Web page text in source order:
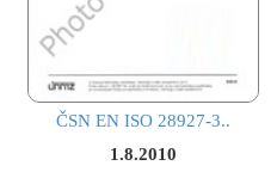
ČSN EN ISO 28927-3..
1.8.2010